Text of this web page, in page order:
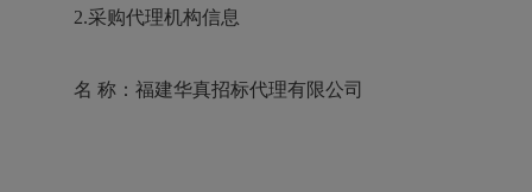
2.采购代理机构信息
名 称：福建华真招标代理有限公司